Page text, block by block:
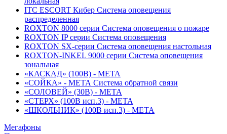
ITC ESCORT Кибер Система оповещения
распределенная
ROXTON 8000 серии Система оповещения о пожаре
ROXTON IP серии Система оповещения
ROXTON SX-серии Система оповещения настольная
ROXTON-INKEL 9000 серии Система оповещения
зональная
«КАСКАД» (100В) - МЕТА
«СОЙКА» - МЕТА Система обратной связи
«СОЛОВЕЙ» (30В) - МЕТА
«СТЕРХ» (100В исп.3) - МЕТА
«ШКОЛЬНИК» (100В исп.3) - МЕТА
Мегафоны